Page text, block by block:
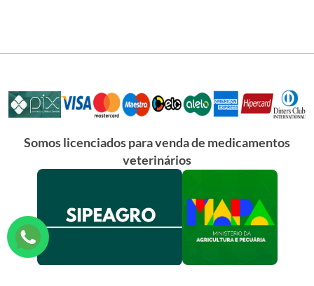
Somos licenciados para venda de medicamentos
veterinários